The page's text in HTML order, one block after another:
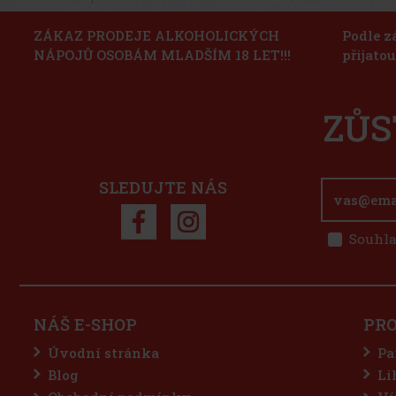
ZÁKAZ PRODEJE ALKOHOLICKÝCH
NÁPOJŮ OSOBÁM MLADŠÍM 18 LET!!!
Podle
SLEDUJTE NÁS
NÁŠ E-SHOP
Úvodní stránka
Blog